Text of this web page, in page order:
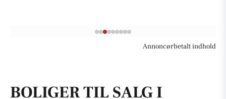
Annoncørbetalt indhold
BOLIGER TIL SALG I